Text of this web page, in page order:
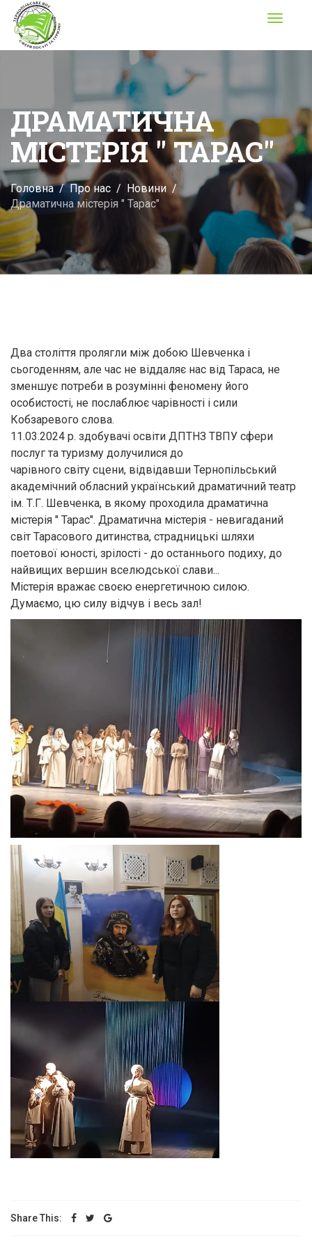
Toggle
ДРАМАТИЧНА
МІСТЕРІЯ " ТАРАС"
Головна Про нас
Новини
Драматична містерія " Тарас"
Два століття пролягли між добою Шевченка і
сьогоденням, але час не віддаляє нас від Тараса, не
зменшує потреби в розумінні феномену його
особистості, не послаблює чарівності і сили
Кобзаревого слова.
11.03.2024 р. здобувачі освіти ДПТНЗ ТВПУ сфери
послуг та туризму долучилися до
чарівного світу сцени, відвідавши Тернопільський
академічний обласний український драматичний театр
ім. Т.Г. Шевченка, в якому проходила драматична
містерія " Тарас". Драматична містерія - невигаданий
світ Тарасового дитинства, страдницькі шляхи
поетової юності, зрілості - до останнього подиху, до
найвищих вершин вселюдської слави...
Містерія вражає своєю енергетичною силою.
Думаємо, цю силу відчув і весь зал!
Share This: